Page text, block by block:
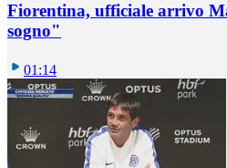
Fiorentina, ufficiale arrivo
sogno"
01:14